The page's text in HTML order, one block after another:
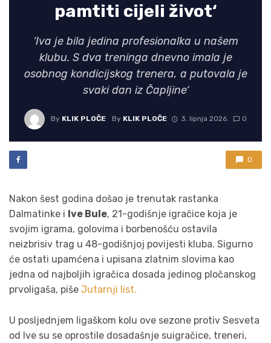
pamtiti cijeli život‘
‘Iva je bila jedina profesionalka u našem
klubu. S dva treninga dnevno imala je
osobnog kondicijskog trenera, a putovala je
svaki dan iz Čapljine‘
By KLIK PLOČE By KLIK PLOČE 3. lipnja 2026. 0
0
Nakon šest godina došao je trenutak rastanka
Dalmatinke i Ive Bule, 21-godišnje igračice koja je
svojim igrama, golovima i borbenošću ostavila
neizbrisiv trag u 48-godišnjoj povijesti kluba. Sigurno
će ostati upamćena i upisana zlatnim slovima kao
jedna od najboljih igračica dosada jedinog pločanskog
prvoligaša, piše Jutarnji list.
U posljednjem ligaškom kolu ove sezone protiv Sesveta
od Ive su se oprostile dosadašnje suigračice, treneri,